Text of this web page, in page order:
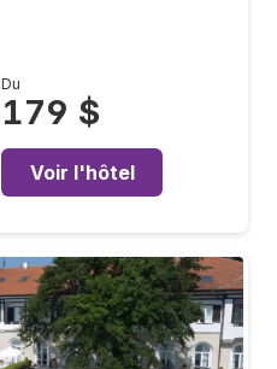
Du
179 $
Voir l'hôtel